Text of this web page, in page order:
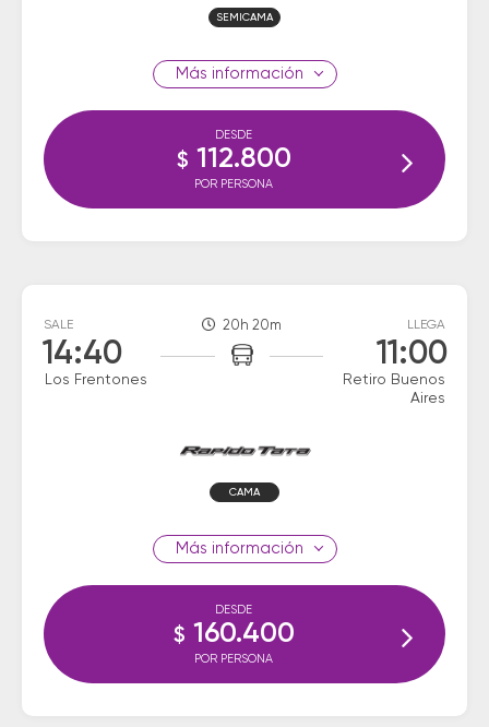
SEMICAMA
información
DESDE
$ 112.800
POR PERSONA
SALE
14:40
Los Frentones
20h 20m LLEGA
11:00
Retiro Buenos
Aires
CAMA
información
DESDE
$ 160.400
POR PERSONA